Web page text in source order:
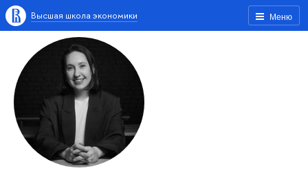
Меню
Высшая школа экономики